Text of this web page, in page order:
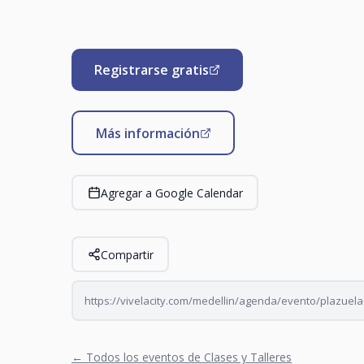
Registrarse gratis
Más información
Agregar a Google Calendar
Compartir
https://vivelacity.com/medellin/agenda/evento/
← Todos los eventos de Clases y Talleres